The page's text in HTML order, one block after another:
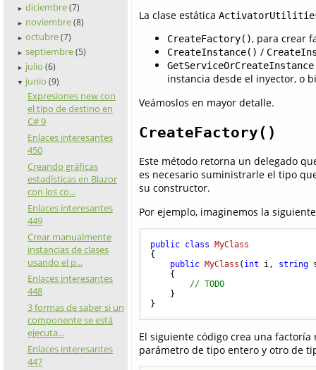
► diciembre (7)
► noviembre (8)
► octubre (7)
► septiembre (5)
► julio (6)
▼ junio (9)
Expresiones new con
el tipo de destino en
C# 9
Enlaces interesantes
450
Creando gráficas
estadísticas en Blazor
con los co...
Enlaces interesantes
449
Crear manualmente
instancias de clases
usando el p...
Enlaces interesantes
448
3 formas de saber si un
componente se está
ejecuta...
Enlaces interesantes
447
La clase estática
CreateFactory(), para crear
CreateInstance() /
instancia desde el inyector, o
Veámoslos en mayor detalle.
CreateFactory()
Este método retorna un delegado
es necesario suministrarle el tipo
su constructor.
Por ejemplo, imaginemos la
public class MyClass
{
public MyClass ( int i, string
    {
// TODO
    }
El siguiente código crea una
parámetro de tipo entero y otro de